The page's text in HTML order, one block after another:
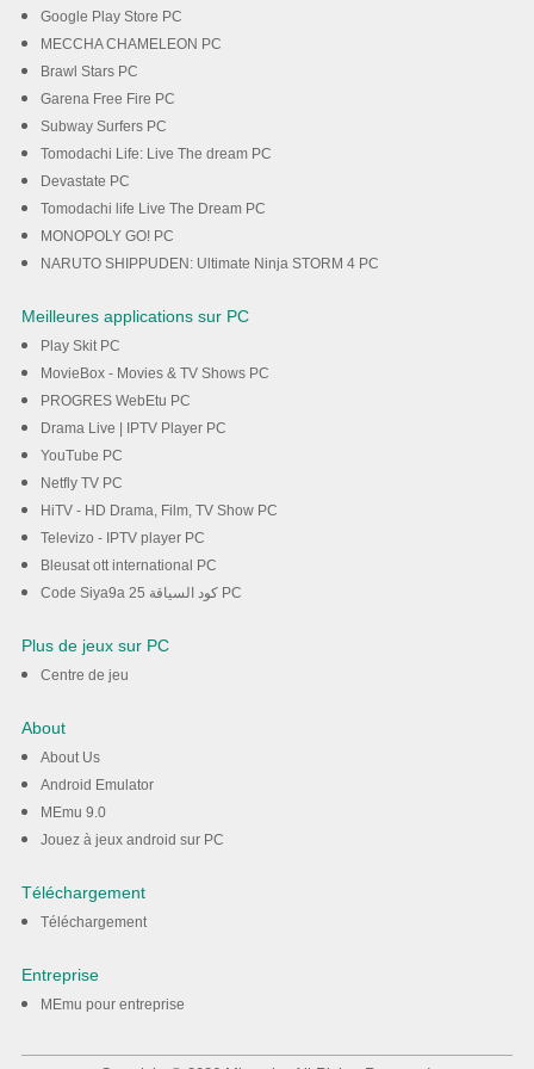
Google Play Store PC
MECCHA CHAMELEON PC
Brawl Stars PC
Garena Free Fire PC
Subway Surfers PC
Tomodachi Life: Live The dream PC
Devastate PC
Tomodachi life Live The Dream PC
MONOPOLY GO! PC
NARUTO SHIPPUDEN: Ultimate Ninja STORM 4 PC
Meilleures applications sur PC
Play Skit PC
MovieBox - Movies & TV Shows PC
PROGRES WebEtu PC
Drama Live | IPTV Player PC
YouTube PC
Netfly TV PC
HiTV - HD Drama, Film, TV Show PC
Televizo - IPTV player PC
Bleusat ott international PC
Code Siya9a 25 كود السياقة PC
Plus de jeux sur PC
Centre de jeu
About
About Us
Android Emulator
MEmu 9.0
Jouez à jeux android sur PC
Téléchargement
Téléchargement
Entreprise
MEmu pour entreprise